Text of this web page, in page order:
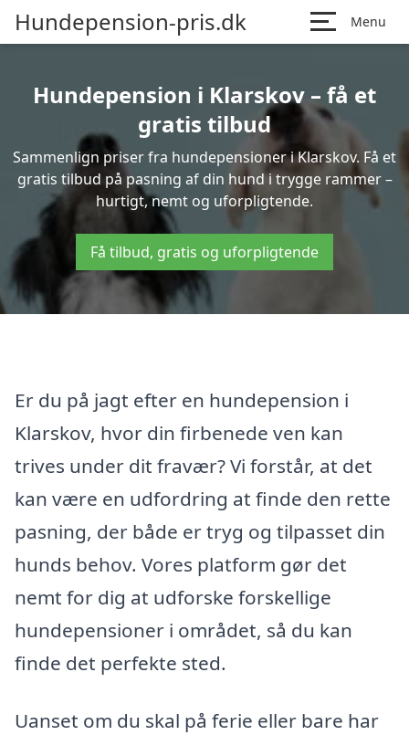
Hundepension-pris.dk Menu
Hundepension i Klarskov – få et
gratis tilbud
Sammenlign priser fra hundepensioner i Klarskov. Få et
gratis tilbud på pasning af din hund i trygge rammer –
hurtigt, nemt og uforpligtende.
Få tilbud, gratis og uforpligtende
Er du på jagt efter en hundepension i
Klarskov, hvor din firbenede ven kan
trives under dit fravær? Vi forstår, at det
kan være en udfordring at finde den rette
pasning, der både er tryg og tilpasset din
hunds behov. Vores platform gør det
nemt for dig at udforske forskellige
hundepensioner i området, så du kan
finde det perfekte sted.
Uanset om du skal på ferie eller bare har